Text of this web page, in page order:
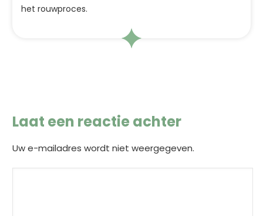
het rouwproces.
Laat een reactie achter
Uw e-mailadres wordt niet weergegeven.